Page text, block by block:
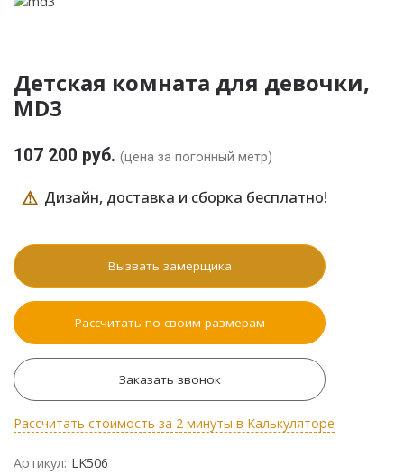
Детская комната для девочки,
MD3
107 200 руб. (цена за погонный метр)
⚠ Дизайн, доставка и сборка бесплатно!
Вызвать замерщика
Рассчитать по своим размерам
Заказать звонок
Рассчитать стоимость за 2 минуты в Калькуляторе
Артикул: LK506